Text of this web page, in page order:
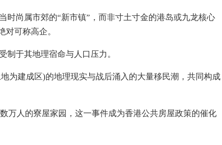
尚属市郊的“新市镇”，而非寸土寸金的港岛或九龙核心
对可称高企。
于其地理宿命与人口压力。
建成区)的地理现实与战后涌入的大量移民潮，共同构成
人的寮屋家园，这一事件成为香港公共房屋政策的催化